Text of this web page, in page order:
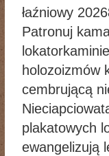
łaźniowy
Patronuj
holozoizmów
cembrującą
plakatowych
ewangelizują